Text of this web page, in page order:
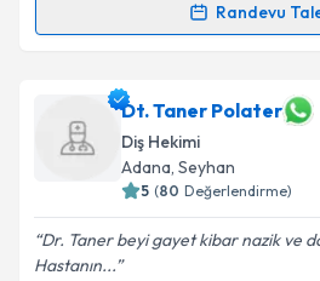
Randevu
hazırlandığında e-posta ile
E-posta Adresiniz
Dt. Taner Polater
Diş Hekimi
Adana, Seyhan
5 (80 Değerlendirme)
Dr. Taner beyi gayet kibar nazik ve
Hastanın...